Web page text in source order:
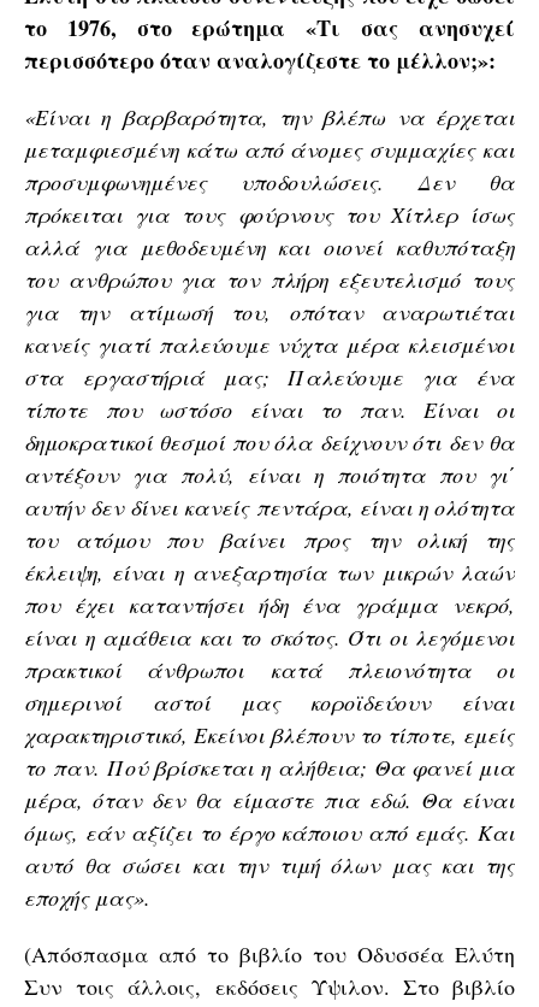
το 1976, στο ερώτημα «Τι σας ανησυχεί
περισσότερο όταν αναλογίζεστε το μέλλον;»:
«Είναι η βαρβαρότητα, την βλέπω να έρχεται
μεταμφιεσμένη κάτω από άνομες συμμαχίες και
προσυμφωνημένες υποδουλώσεις. Δεν θα
πρόκειται για τους φούρνους του Χίτλερ ίσως
αλλά για μεθοδευμένη και οιονεί καθυπόταξη
του ανθρώπου για τον πλήρη εξευτελισμό τους
για την ατίμωσή του, οπόταν αναρωτιέται
κανείς γιατί παλεύουμε νύχτα μέρα κλεισμένοι
στα εργαστήριά μας; Παλεύουμε για ένα
τίποτε που ωστόσο είναι το παν. Είναι οι
δημοκρατικοί θεσμοί που όλα δείχνουν ότι δεν θα
αντέξουν για πολύ, είναι η ποιότητα που γι΄
αυτήν δεν δίνει κανείς πεντάρα, είναι η ολότητα
του ατόμου που βαίνει προς την ολική της
έκλειψη, είναι η ανεξαρτησία των μικρών λαών
που έχει καταντήσει ήδη ένα γράμμα νεκρό,
είναι η αμάθεια και το σκότος. Ότι οι λεγόμενοι
πρακτικοί άνθρωποι κατά πλειονότητα οι
σημερινοί αστοί μας κοροϊδεύουν είναι
χαρακτηριστικό, Εκείνοι βλέπουν το τίποτε, εμείς
το παν. Πού βρίσκεται η αλήθεια; Θα φανεί μια
μέρα, όταν δεν θα είμαστε πια εδώ. Θα είναι
όμως, εάν αξίζει το έργο κάποιου από εμάς. Και
αυτό θα σώσει και την τιμή όλων μας και της
εποχής μας».
(Απόσπασμα από το βιβλίο του Οδυσσέα Ελύτη
Συν τοις άλλοις, εκδόσεις Ύψιλον. Στο βιβλίο